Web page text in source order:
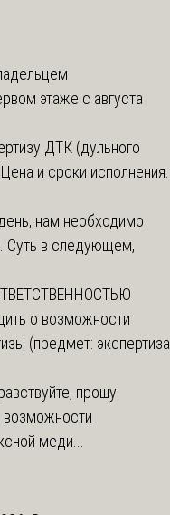
этаже с августа
ДТК (дульного
и сроки исполнения.
нам необходимо
Суть в следующем,
о возможности
(предмет: экспертиза
прошу
возможности
меди...